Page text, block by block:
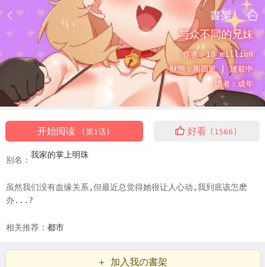
書架
与众不同的兄妹
作者：10_million
狀態： 周四更 |連載中
讀者： 成年
开始阅读 (第1话) 好看 (1566)
别名：
我家的掌上明珠
虽然我们没有血缘关系,但最近总觉得她很让人心动,我到底该怎麽
办...?
相关推荐： 都市
+ 加入我の書架